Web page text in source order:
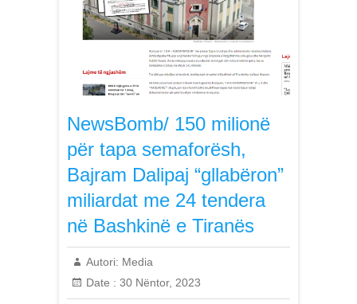
NewsBomb/ 150 milionë
për tapa semaforësh,
Bajram Dalipaj “gllabëron”
miliardat me 24 tendera
në Bashkinë e Tiranës
Autori: Media
Date : 30 Nëntor, 2023